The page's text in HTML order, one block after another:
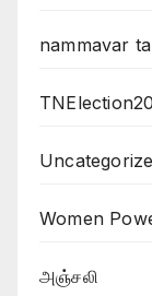
nammavar
Women
அஞ்சலி